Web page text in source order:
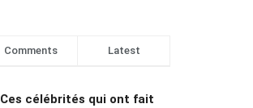
Comments Latest
Ces célébrités qui ont fait